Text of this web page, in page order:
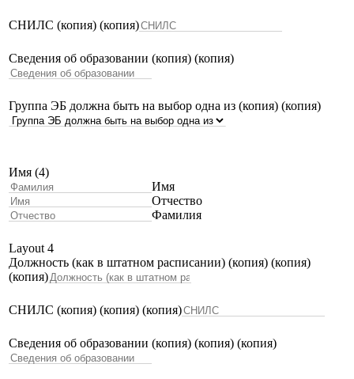
СНИЛС (копия) (копия)
Сведения об образовании (копия) (копия)
Группа ЭБ должна быть на выбор одна из (копия) (копия)
Имя (4)
Имя
Отчество
Фамилия
Layout 4
Должность (как в штатном расписании) (копия) (копия)
(копия)
СНИЛС (копия) (копия) (копия)
Сведения об образовании (копия) (копия) (копия)